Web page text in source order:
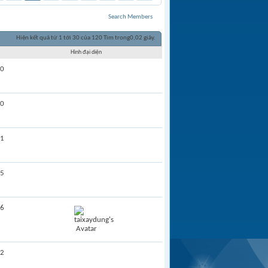
Search Members
Hiện kết quả từ 1 tới 30 của 120Tìm trong0,02 giây.
Hình đại diện
0
0
2